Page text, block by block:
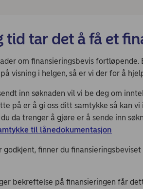
tid tar det å få et
om finansieringsbevis fortløpende.
visning i helgen, så er vi der for å
inn søknaden vil vi be deg om
på er å gi oss ditt samtykke så kan
da trenger å gjøre er å sende inn
til lånedokumentasjon
godkjent, finner du
bekreftelse på finansieringen får